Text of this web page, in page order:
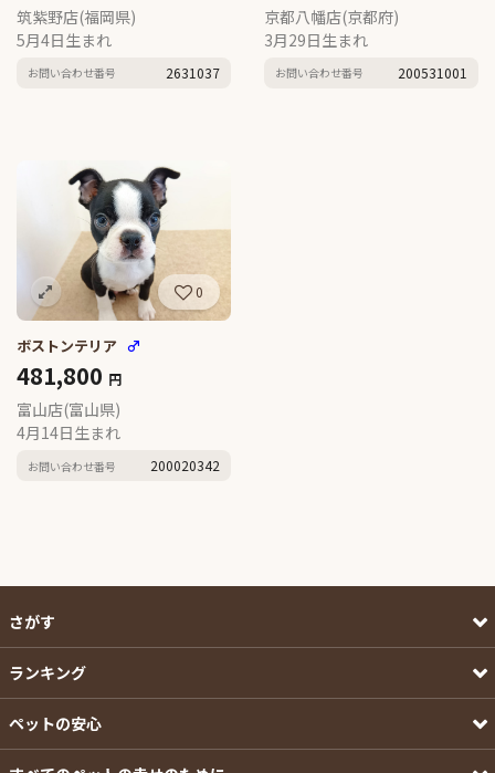
筑紫野店(福岡県)
5月4日生まれ
お問い合わせ番号 2631037
京都八幡店(京都府)
3月29日生まれ
お問い合わせ番号 200531001
0
ボストンテリア ♂
481,800 円
富山店(富山県)
4月14日生まれ
お問い合わせ番号 200020342
さがす
ランキング
ペットの安心